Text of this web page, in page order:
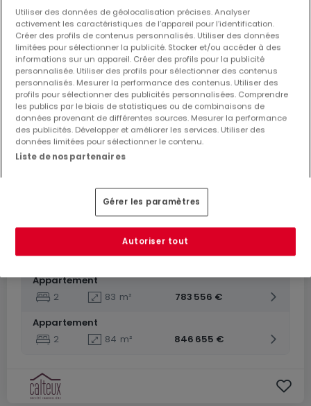
Résidence « IRMA 3007 RK » à vendre àBascharage
De547 991 €à1 050 021 €
De 56 à 111m²
Appartement
84 m²
829 559 €
2
83 m²
765 585 €
Appartement
2
83 m²
783 556 €
Appartement
2
84 m² 846 655 €
Utiliser des données de géolocalisation précises. Analyser
activement les caractéristiques de l’appareil pour l’identification.
Créer des profils de contenus personnalisés. Utiliser des données
limitées pour sélectionner la publicité. Stocker et/ou accéder à des
informations sur un appareil. Créer des profils pour la publicité
personnalisée. Utiliser des profils pour sélectionner des contenus
personnalisés. Mesurer la performance des contenus. Utiliser des
profils pour sélectionner des publicités personnalisées. Comprendre
les publics par le biais de statistiques ou de combinaisons de
données provenant de différentes sources. Mesurer la performance
des publicités. Développer et améliorer les services. Utiliser des
données limitées pour sélectionner le contenu.
Liste de nos partenaires
Gérer les paramètres
Autoriser tout